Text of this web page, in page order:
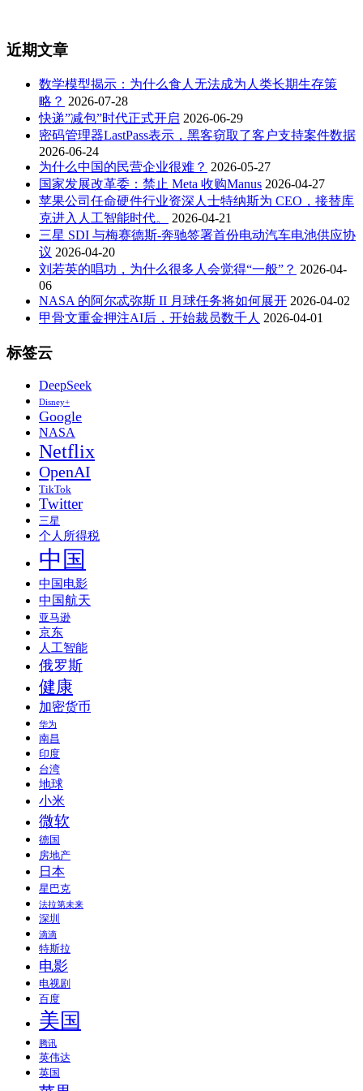
近期文章
数学模型揭示：为什么食人无法成为人类长期生存策
略？ 2026-07-28
快递”减包”时代正式开启 2026-06-29
密码管理器LastPass表示，黑客窃取了客户支持案件数据
2026-06-24
为什么中国的民营企业很难？ 2026-05-27
国家发展改革委：禁止 Meta 收购Manus 2026-04-27
苹果公司任命硬件行业资深人士特纳斯为 CEO，接替库
克进入人工智能时代。
2026-04-21
三星 SDI 与梅赛德斯-奔驰签署首份电动汽车电池供应协
议 2026-04-20
刘若英的唱功，为什么很多人会觉得“一般”？ 2026-04-
06
NASA 的阿尔忒弥斯 II 月球任务将如何展开 2026-04-02
甲骨文重金押注AI后，开始裁员数千人 2026-04-01
标签云
DeepSeek
Disney+
Google
NASA
Netflix
OpenAI
TikTok
Twitter
三星
个人所得税
中国
中国电影
中国航天
亚马逊
京东
人工智能
俄罗斯
健康
加密货币
华为
南昌
印度
台湾
地球
小米
微软
德国
房地产
日本
星巴克
法拉第未来
深圳
滴滴
特斯拉
电影
电视剧
百度
美国
腾讯
英伟达
英国